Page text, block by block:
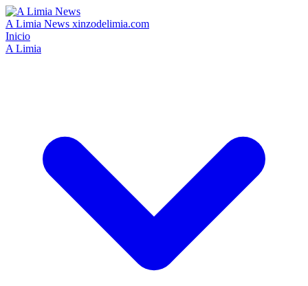
A Limia News xinzodelimia.com
Inicio
A Limia